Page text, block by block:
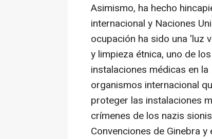
Asimismo, ha hecho
internacional y Naciones
ocupación ha sido una 'luz
y limpieza étnica, uno de
instalaciones médicas en
organismos internacional
proteger las instalaciones
crímenes de los nazis
Convenciones de Ginebra